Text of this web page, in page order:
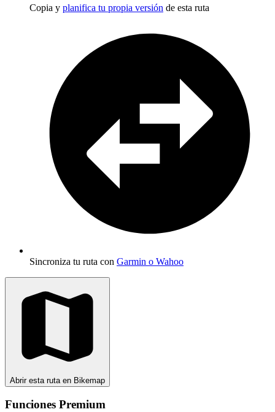
Copia y planifica tu propia versión de esta ruta
Sincroniza tu ruta con Garmin o Wahoo
Abrir esta ruta en Bikemap
Funciones Premium